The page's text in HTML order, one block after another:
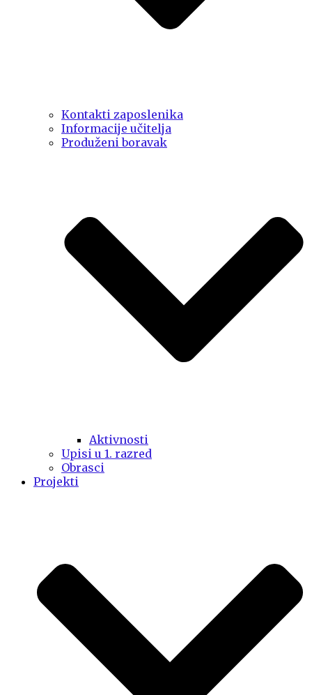
Kontakti zaposlenika
Informacije učitelja
Produženi boravak
Aktivnosti
Upisi u 1. razred
Obrasci
Projekti